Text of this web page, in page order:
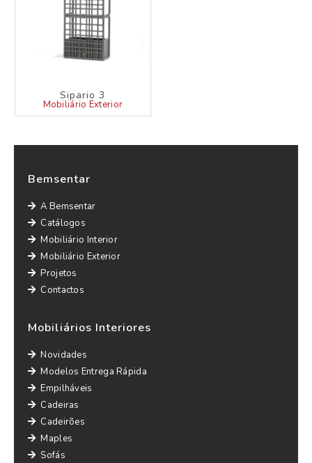
Sipario 3
Mobiliário Exterior
Bemsentar
A Bemsentar
Catálogos
Mobiliário Interior
Mobiliário Exterior
Projetos
Contactos
Mobiliários Interiores
Novidades
Modelos Entrega Rápida
Empilháveis
Cadeiras
Cadeirões
Maples
Sofás